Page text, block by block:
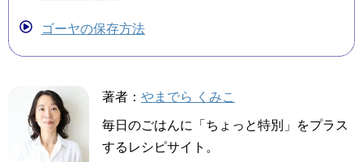
ゴーヤの保存方法
著者： やまでら くみこ
毎日のごはんに「ちょっと特別」をプラス
するレシピサイト。